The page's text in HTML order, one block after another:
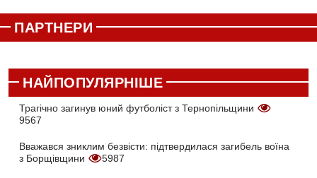
ПАРТНЕРИ
НАЙПОПУЛЯРНІШЕ
Трагічно загинув юний футболіст з Тернопільщини
9567
Вважався зниклим безвісти: підтвердилася загибель воїна
з Борщівщини
5987